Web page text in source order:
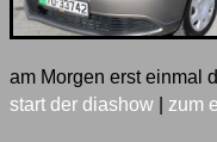
am Morgen erst einmal
start der diashow
zum